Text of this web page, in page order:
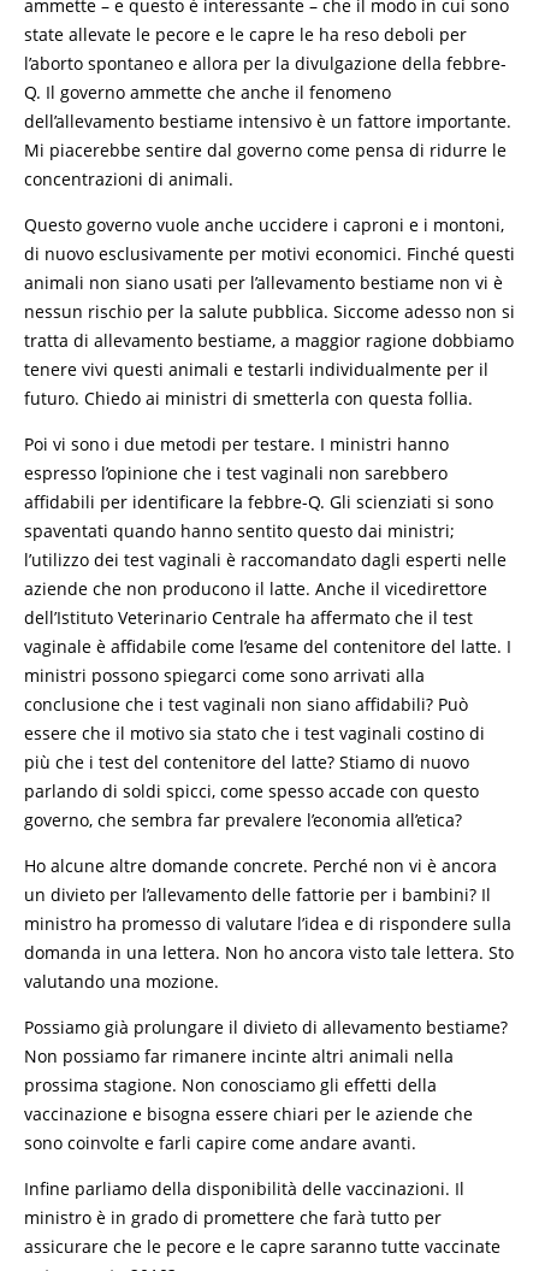
ammette – e questo è interessante – che il modo in cui sono
state allevate le pecore e le capre le ha reso deboli per
l’aborto spontaneo e allora per la divulgazione della febbre-
Q. Il governo ammette che anche il fenomeno
dell’allevamento bestiame intensivo è un fattore importante.
Mi piacerebbe sentire dal governo come pensa di ridurre le
concentrazioni di animali.
Questo governo vuole anche uccidere i caproni e i montoni,
di nuovo esclusivamente per motivi economici. Finché questi
animali non siano usati per l’allevamento bestiame non vi è
nessun rischio per la salute pubblica. Siccome adesso non si
tratta di allevamento bestiame, a maggior ragione dobbiamo
tenere vivi questi animali e testarli individualmente per il
futuro. Chiedo ai ministri di smetterla con questa follia.
Poi vi sono i due metodi per testare. I ministri hanno
espresso l’opinione che i test vaginali non sarebbero
affidabili per identificare la febbre-Q. Gli scienziati si sono
spaventati quando hanno sentito questo dai ministri;
l’utilizzo dei test vaginali è raccomandato dagli esperti nelle
aziende che non producono il latte. Anche il vicedirettore
dell’Istituto Veterinario Centrale ha affermato che il test
vaginale è affidabile come l’esame del contenitore del latte. I
ministri possono spiegarci come sono arrivati alla
conclusione che i test vaginali non siano affidabili? Può
essere che il motivo sia stato che i test vaginali costino di
più che i test del contenitore del latte? Stiamo di nuovo
parlando di soldi spicci, come spesso accade con questo
governo, che sembra far prevalere l’economia all’etica?
Ho alcune altre domande concrete. Perché non vi è ancora
un divieto per l’allevamento delle fattorie per i bambini? Il
ministro ha promesso di valutare l’idea e di rispondere sulla
domanda in una lettera. Non ho ancora visto tale lettera. Sto
valutando una mozione.
Possiamo già prolungare il divieto di allevamento bestiame?
Non possiamo far rimanere incinte altri animali nella
prossima stagione. Non conosciamo gli effetti della
vaccinazione e bisogna essere chiari per le aziende che
sono coinvolte e farli capire come andare avanti.
Infine parliamo della disponibilità delle vaccinazioni. Il
ministro è in grado di promettere che farà tutto per
assicurare che le pecore e le capre saranno tutte vaccinate